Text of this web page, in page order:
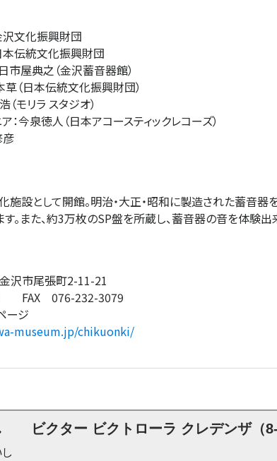
沢文化振興財団
伝統文化振興財団
市屋典之（金沢蓄音器館）
草（日本伝統文化振興財団）
モリラ スタジオ）
：今泉徳人（日本アコースティックレコーズ）
彦
設として開館。明治・大正・昭和に製造された蓄音
。また、約3万枚のSP盤を所蔵し、蓄音器の音を体験出
沢市尾張町2-11-21
FAX 076-232-3079
ージ
museum.jp/chikuonki/
ビクター ビクトローラ クレデンザ（8-